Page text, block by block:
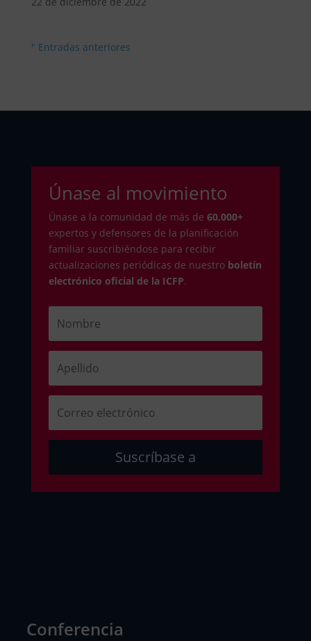
" Entradas anteriores
Únase al movimiento
Únase a la comunidad de más de 60,000+
expertos y defensores de la planificación
familiar suscribiéndose para recibir
actualizaciones periódicas de nuestro boletín
electrónico oficial de la ICFP.
Suscríbase a
Conferencia